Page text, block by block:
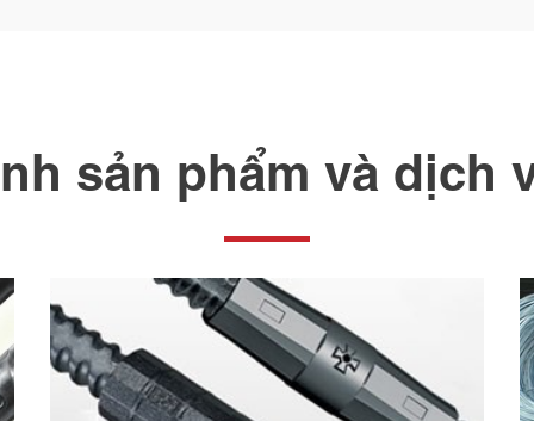
sản phẩm và dịch